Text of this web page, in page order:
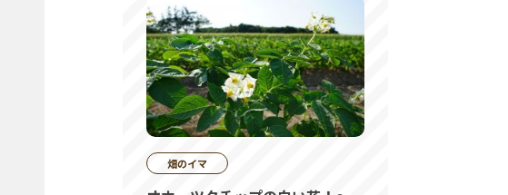
畑のイマ